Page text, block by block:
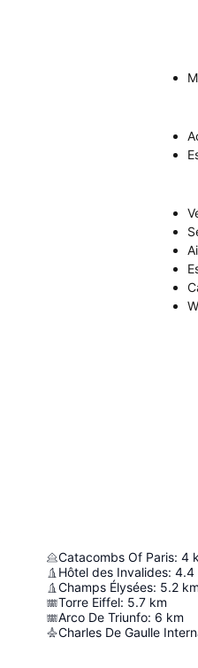
Catacombs Of Paris: 4
Hôtel des Invalides: 4.4
Champs Élysées: 5.2 km
Torre Eiffel: 5.7 km
Arco De Triunfo: 6 km
Charles De Gaulle